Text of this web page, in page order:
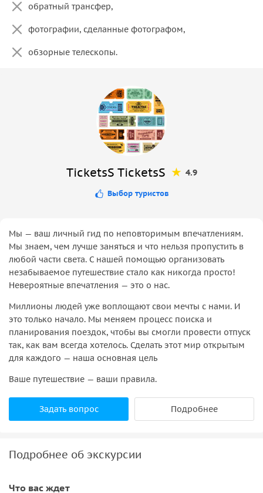
обратный трансфер,
фотографии, сделанные фотографом,
обзорные телескопы.
TicketsS TicketsS 4.9
Выбор туристов
Мы — ваш личный гид по неповторимым впечатлениям.
Мы знаем, чем лучше заняться и что нельзя пропустить в
любой части света. С нашей помощью организовать
незабываемое путешествие стало как никогда просто!
Невероятные впечатления — это о нас.
Миллионы людей уже воплощают свои мечты с нами. И
это только начало. Мы меняем процесс поиска и
планирования поездок, чтобы вы смогли провести отпуск
так, как вам всегда хотелось. Сделать этот мир открытым
для каждого — наша основная цель
Ваше путешествие — ваши правила.
Задать вопрос Подробнее
Подробнее об экскурсии
Что вас ждет